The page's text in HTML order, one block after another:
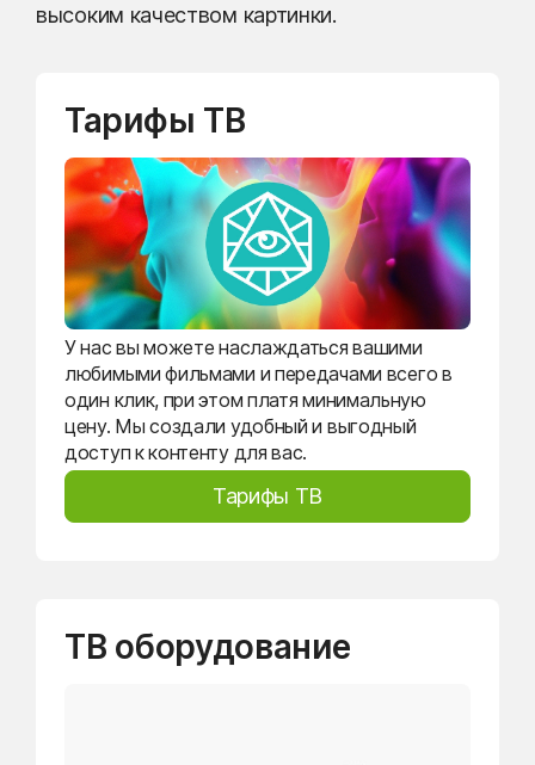
высоким качеством картинки.
Тарифы ТВ
У нас вы можете наслаждаться вашими
любимыми фильмами и передачами всего в
один клик, при этом платя минимальную
цену. Мы создали удобный и выгодный
доступ к контенту для вас.
Тарифы ТВ
ТВ оборудование